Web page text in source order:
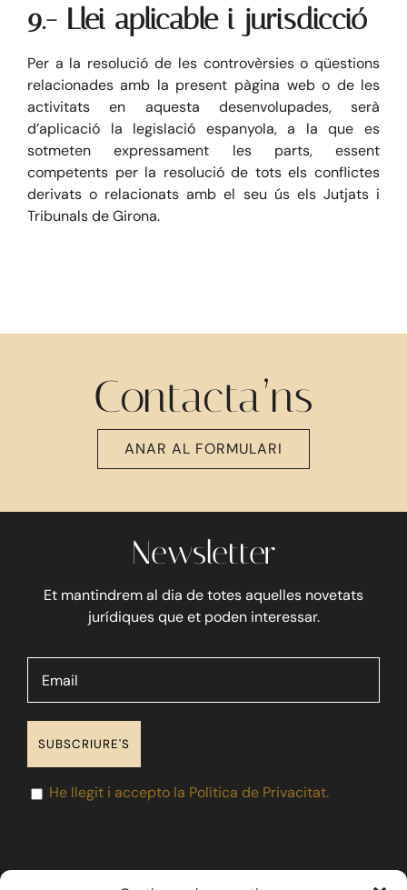
9.- Llei aplicable i jurisdicció
Per a la resolució de les controvèrsies o qüestions
relacionades amb la present pàgina web o de les
activitats en aquesta desenvolupades, serà
d’aplicació la legislació espanyola, a la que es
sotmeten expressament les parts, essent
competents per la resolució de tots els conflictes
derivats o relacionats amb el seu ús els Jutjats i
Tribunals de Girona.
Contacta’ns
ANAR AL FORMULARI
Newsletter
Et mantindrem al dia de totes aquelles novetats
jurídiques que et poden interessar.
He llegit i accepto la Política de Privacitat.